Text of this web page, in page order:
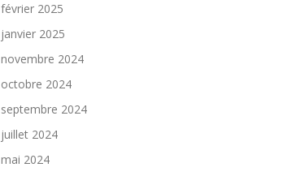
février 2025
janvier 2025
novembre 2024
octobre 2024
septembre 2024
juillet 2024
mai 2024